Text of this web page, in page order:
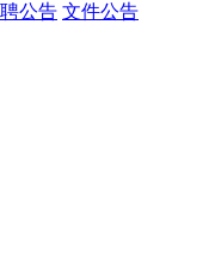
公告 文件公告